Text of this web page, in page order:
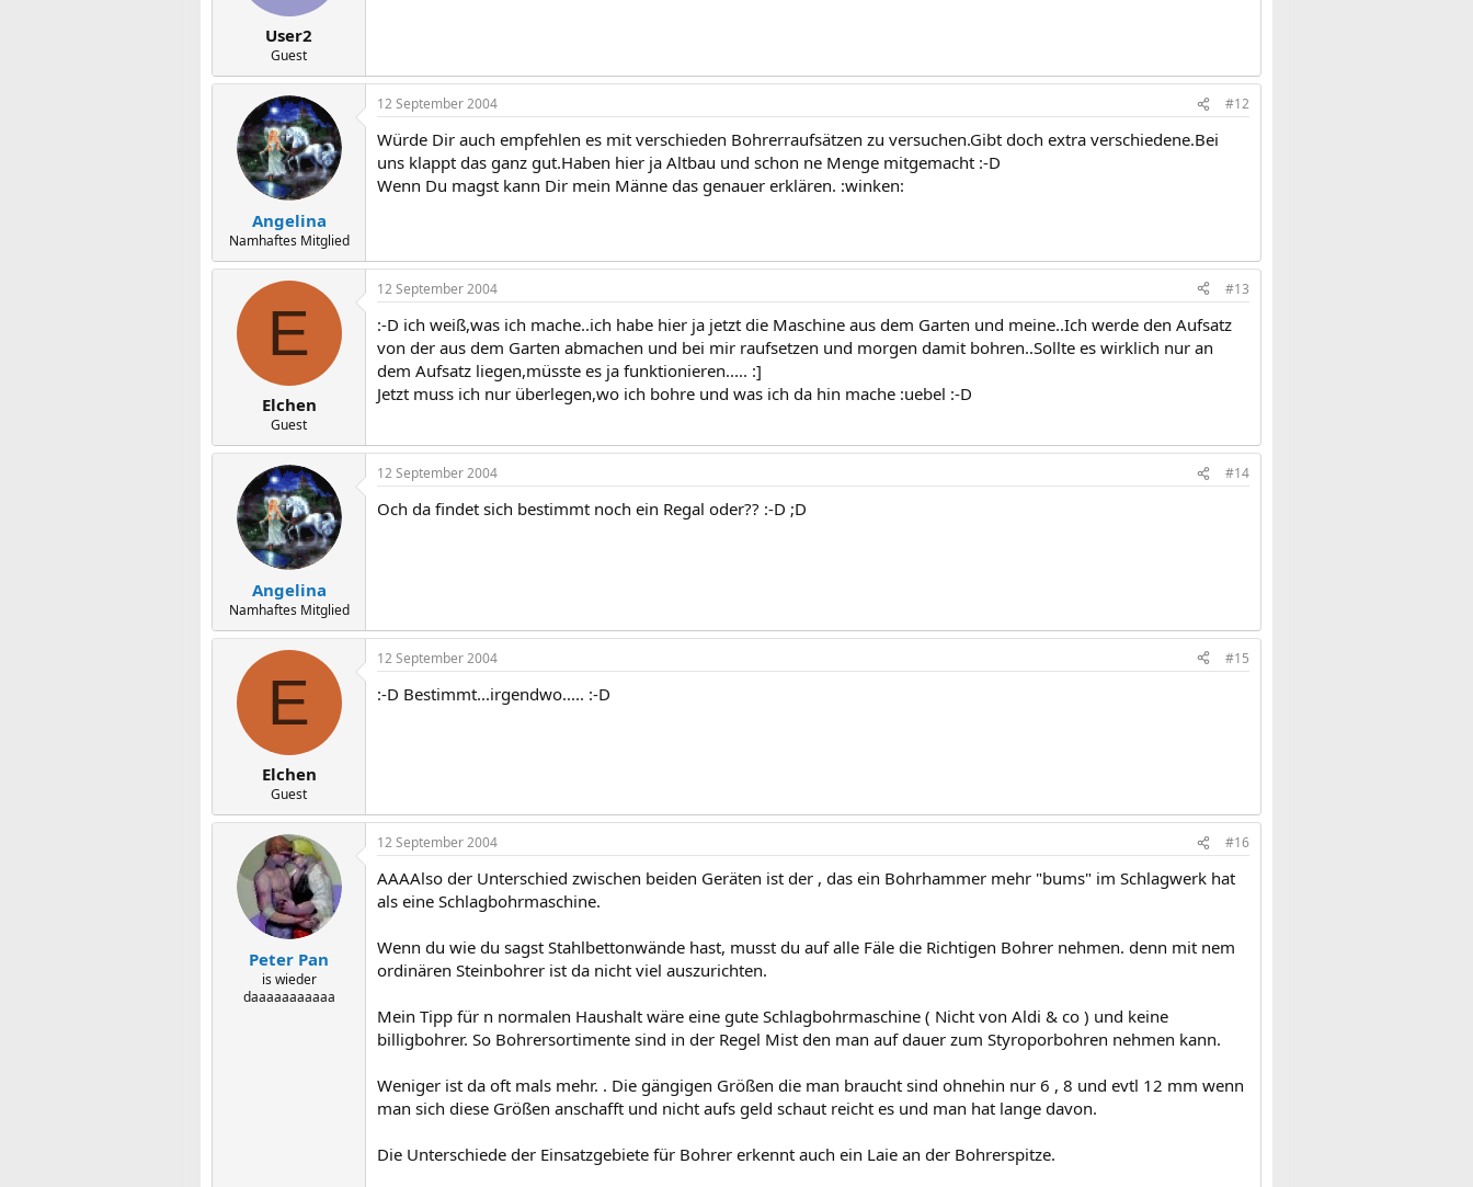
User2
Guest
Angelina
Namhaftes Mitglied
12 September 2004 #12
Würde Dir auch empfehlen es mit verschieden Bohrerraufsätzen zu versuchen.Gibt doch extra verschiedene.Bei
uns klappt das ganz gut.Haben hier ja Altbau und schon ne Menge mitgemacht :-D
Wenn Du magst kann Dir mein Männe das genauer erklären. :winken:
E
Elchen
Guest
12 September 2004 #13
:-D ich weiß,was ich mache..ich habe hier ja jetzt die Maschine aus dem Garten und meine..Ich werde den Aufsatz
von der aus dem Garten abmachen und bei mir raufsetzen und morgen damit bohren..Sollte es wirklich nur an
dem Aufsatz liegen,müsste es ja funktionieren..... :]
Jetzt muss ich nur überlegen,wo ich bohre und was ich da hin mache :uebel :-D
Angelina
Namhaftes Mitglied
12 September 2004 #14
Och da findet sich bestimmt noch ein Regal oder?? :-D ;D
E
Elchen
Guest
12 September 2004 #15
:-D Bestimmt...irgendwo..... :-D
Peter Pan
is wieder
daaaaaaaaaaa
12 September 2004 #16
AAAAlso der Unterschied zwischen beiden Geräten ist der , das ein Bohrhammer mehr "bums" im Schlagwerk hat
als eine Schlagbohrmaschine.
Wenn du wie du sagst Stahlbettonwände hast, musst du auf alle Fäle die Richtigen Bohrer nehmen. denn mit nem
ordinären Steinbohrer ist da nicht viel auszurichten.
Mein Tipp für n normalen Haushalt wäre eine gute Schlagbohrmaschine ( Nicht von Aldi & co ) und keine
billigbohrer. So Bohrersortimente sind in der Regel Mist den man auf dauer zum Styroporbohren nehmen kann.
Weniger ist da oft mals mehr. . Die gängigen Größen die man braucht sind ohnehin nur 6 , 8 und evtl 12 mm wenn
man sich diese Größen anschafft und nicht aufs geld schaut reicht es und man hat lange davon.
Die Unterschiede der Einsatzgebiete für Bohrer erkennt auch ein Laie an der Bohrerspitze.